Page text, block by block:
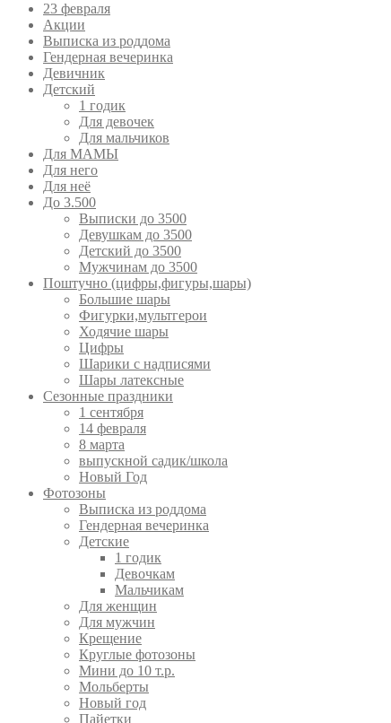
23 февраля
Акции
Выписка из роддома
Гендерная вечеринка
Девичник
Детский
1 годик
Для девочек
Для мальчиков
Для МАМЫ
Для него
Для неё
До 3.500
Выписки до 3500
Девушкам до 3500
Детский до 3500
Мужчинам до 3500
Поштучно (цифры,фигуры,шары)
Большие шары
Фигурки,мультгерои
Ходячие шары
Цифры
Шарики с надписями
Шары латексные
Сезонные праздники
1 сентября
14 февраля
8 марта
выпускной садик/школа
Новый Год
Фотозоны
Выписка из роддома
Гендерная вечеринка
Детские
1 годик
Девочкам
Мальчикам
Для женщин
Для мужчин
Крещение
Круглые фотозоны
Мини до 10 т.р.
Мольберты
Новый год
Пайетки